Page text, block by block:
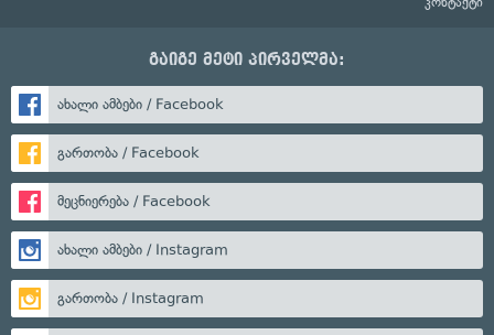
გაიგე მეტი პირველმა:
ახალი ამბები / Facebook
გართობა / Facebook
მეცნიერება / Facebook
ახალი ამბები / Instagram
გართობა / Instagram